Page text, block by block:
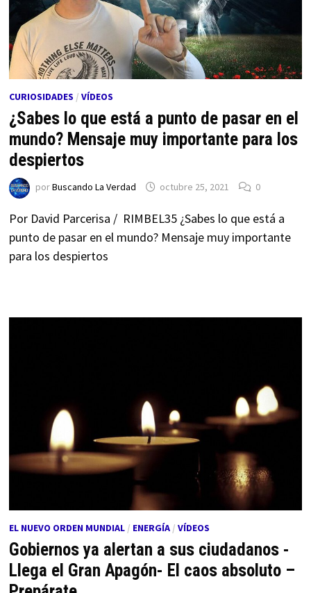
CURIOSIDADES / VÍDEOS
¿Sabes lo que está a punto de pasar en el
mundo? Mensaje muy importante para los
despiertos
porBuscando La Verdad octubre 25, 2021 0
Por David Parcerisa / RIMBEL35 ¿Sabes lo que está a
punto de pasar en el mundo? Mensaje muy importante
para los despiertos
EL NUEVO ORDEN MUNDIAL/ ENERGÍA/ VÍDEOS
Gobiernos ya alertan a sus ciudadanos -
Llega el Gran Apagón- El caos absoluto –